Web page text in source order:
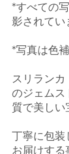
*すべての
影されてい
*写真は色
スリラン
のジェムス
質で美しい
丁寧に包装
お届けする